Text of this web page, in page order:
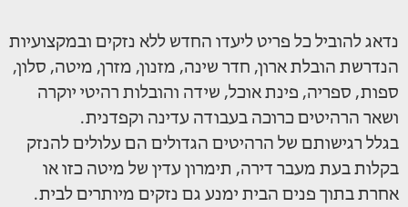
נדאג להוביל כל פריט ליעדו החדש ללא נזקים ובמקצועיות
הנדרשת הובלת ארון, חדר שינה, מזנון, מזרן, מיטה, סלון,
ספות, ספריה, פינת אוכל, שידה והובלות רהיטי יוקרה
ושאר הרהיטים כרוכה בעבודה עדינה וקפדנית.
בגלל רגישותם של הרהיטים הגדולים הם עלולים להנזק
בקלות בעת מעבר דירה, תימרון עדין של מיטה כזו או
אחרת בתוך פנים הבית ימנע גם נזקים מיותרים לבית.